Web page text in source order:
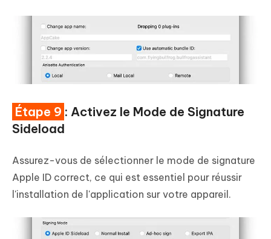
Étape 9 : Activez le Mode de Signature
Sideload
Assurez-vous de sélectionner le mode de signature
Apple ID correct, ce qui est essentiel pour réussir
l'installation de l'application sur votre appareil.